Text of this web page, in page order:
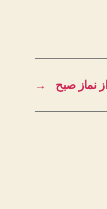
→ نماز صبح